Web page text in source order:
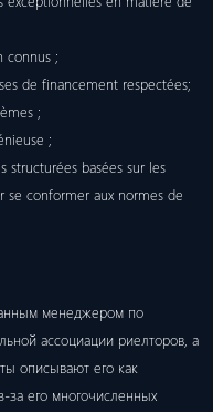
connus ;
de financement respectées;
;
;
structurées basées sur les
se conformer aux normes de
менеджером по
ассоциации риелторов, а
описывают его как
за его многочисленных